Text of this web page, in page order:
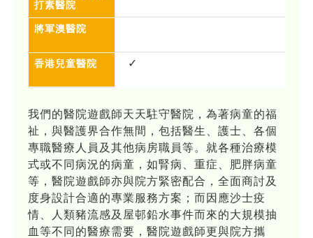
打素醫院
將軍澳醫院
香港兒童醫院 ✓
我們的醫院遊戲師天天駐守醫院，為著病童的福
祉，與醫護界合作無間，包括醫生、護士、各個
專職醫療人員及其他病房職員等。就各種治療模
式或不同病況的病童，如腎病、重症、肥胖病童
等，醫院遊戲師亦與院方緊密配合，全面商討及
度身設計合適的專業服務方案；而因應沙士疫
情、人類豬流感及屋邨鉛水事件而來的大規模抽
血等不同的醫療需要，醫院遊戲師更與院方攜